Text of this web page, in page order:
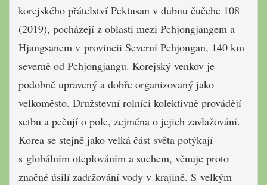
korejského přátelství Pektusan v dubnu čučche 108
(2019), pocházejí z oblasti mezi Pchjongjangem a
Hjangsanem v provincii Severní Pchjongan, 140 km
severně od Pchjongjangu. Korejský venkov je
podobně upravený a dobře organizovaný jako
velkoměsto. Družstevní rolníci kolektivně provádějí
setbu a pečují o pole, zejména o jejich zavlažování.
Korea se stejně jako velká část světa potýkají
s globálním oteplováním a suchem, věnuje proto
značné úsilí zadržování vody v krajině. S velkým